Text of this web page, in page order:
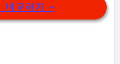
비교하기 →